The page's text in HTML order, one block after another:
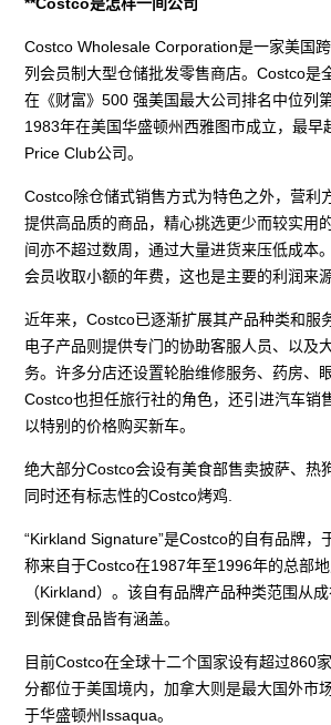
Costco Wholesale Corporation是一家美国
列会员制大型仓储批发零售商店。Costco是
在《财富》500 强美国最大公司排名中位列
1983年在美国华盛顿州西雅图市成立，最早
Price Club公司。
Costco除仓储式销售方式为特色之外，营利
提供高品质的商品，精心挑选更少而较实用
间亦不超过数周，通过大量进货来压低成本
会员收取小额的年费，这也是主要的利润来源
近年来，Costco已逐渐扩展其产品种类和服
电子产品则提供专门的协助客服人员、以及
务。许多分店还设置轮胎维修服务、药房、
Costco也担任旅行社的角色，还引进汽车销
以特别的价格购买新车。
绝大部分Costco会设有美食部售卖披萨、热
同时还有标志性的Costco烤鸡.
“Kirkland Signature”是Costco的自有品牌，
称来自于Costco在1987年至1996年的总部
（Kirkland）。该自有品牌产品种类范围从
到保健食品皆有涵盖。
目前Costco在全球十二个国家设有超过860
分都位于美国境内，加拿大则是最大国外市
于华盛顿州Issaqua。